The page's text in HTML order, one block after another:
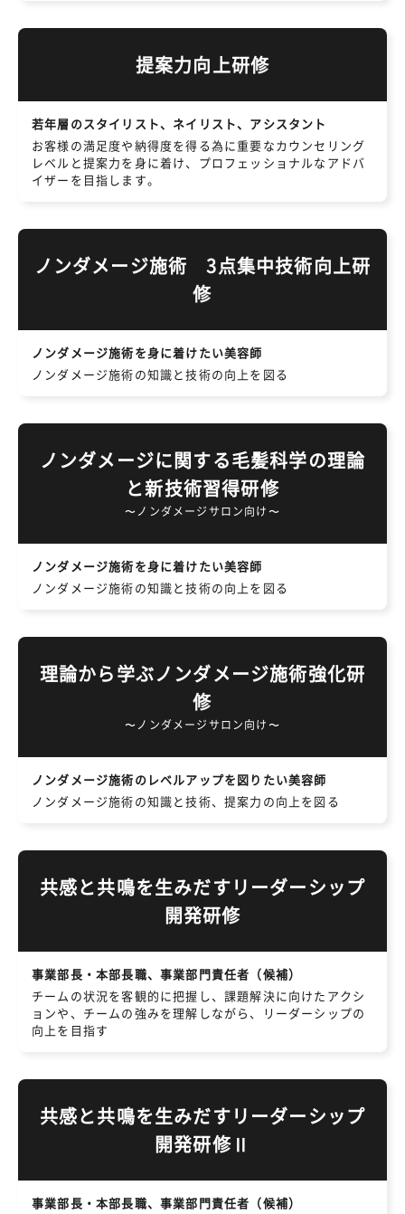
提案力向上研修
若年層のスタイリスト、ネイリスト、アシスタント
お客様の満足度や納得度を得る為に重要なカウンセリング
レベルと提案力を身に着け、プロフェッショナルなアドバ
イザーを目指します。
ノンダメージ施術 3点集中技術向上研
修
ノンダメージ施術を身に着けたい美容師
ノンダメージ施術の知識と技術の向上を図る
ノンダメージに関する毛髪科学の理論
と新技術習得研修
〜ノンダメージサロン向け〜
ノンダメージ施術を身に着けたい美容師
ノンダメージ施術の知識と技術の向上を図る
理論から学ぶノンダメージ施術強化研
修
〜ノンダメージサロン向け〜
ノンダメージ施術のレベルアップを図りたい美容師
ノンダメージ施術の知識と技術、提案力の向上を図る
共感と共鳴を生みだすリーダーシップ
開発研修
事業部長・本部長職、事業部門責任者（候補）
チームの状況を客観的に把握し、課題解決に向けたアクシ
ョンや、チームの強みを理解しながら、リーダーシップの
向上を目指す
共感と共鳴を生みだすリーダーシップ
開発研修Ⅱ
事業部長・本部長職、事業部門責任者（候補）